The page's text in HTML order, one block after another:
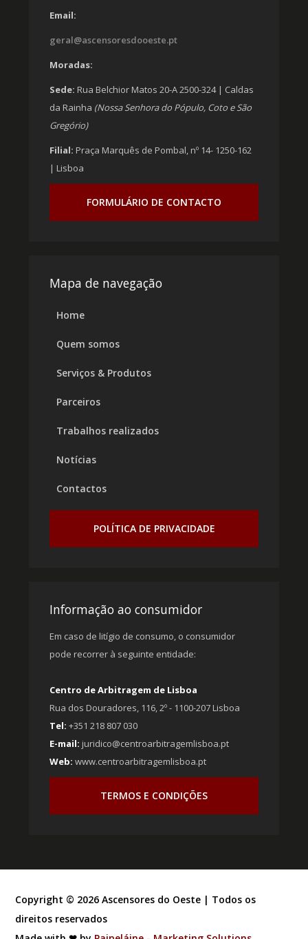
Email:
geral@ascensoresdooeste.pt
Moradas:
Sede: Rua Belchior Matos 20-A 2500-324 | Caldas
da Rainha (Nossa Senhora do Pópulo, Coto e São
Gregório)
Filial: Praça Marquês de Pombal, nº 14- 1250-162
| Lisboa
FORMULÁRIO DE CONTACTO
Mapa de navegação
Home
Quem somos
Serviços & Produtos
Parceiros
Trabalhos realizados
Notícias
Contactos
POLÍTICA DE PRIVACIDADE
Informação ao consumidor
Em caso de litígio de consumo, o consumidor
pode recorrer à seguinte entidade:
Centro de Arbitragem de Lisboa
Rua dos Douradores, 116, 2º - 1100-207 Lisboa
Tel: +351 218 807 030
E-mail: juridico@centroarbitragemlisboa.pt
Web: www.centroarbitragemlisboa.pt
TERMOS E CONDIÇÕES
Copyright © 2026 Ascensores do Oeste | Todos os
direitos reservados